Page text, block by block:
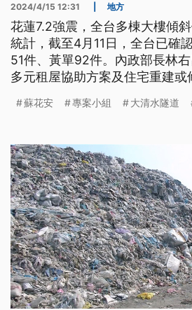
2024/4/15 12:31 地方
花蓮7.2強震，全台多棟大樓傾
統計，截至4月11日，全台已確
51件、黃單92件。內政部長林
多元租屋協助方案及住宅重建或
橋斷落，導致交通一度中斷，交
修正補件，121年完工時程不變。
蘇花安 專案小組 大清水隧道